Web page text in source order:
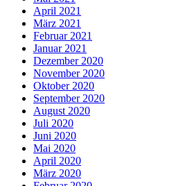
April 2021
März 2021
Februar 2021
Januar 2021
Dezember 2020
November 2020
Oktober 2020
September 2020
August 2020
Juli 2020
Juni 2020
Mai 2020
April 2020
März 2020